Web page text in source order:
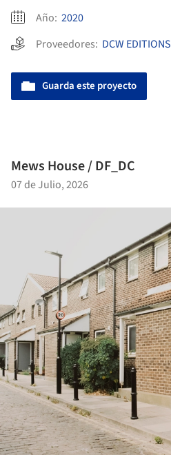
Año: 2020
Proveedores: DCW EDITIONS
Guarda este proyecto
Mews House / DF_DC
07 de Julio, 2026